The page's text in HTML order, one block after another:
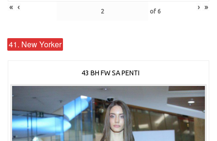
« ‹ of 6 › »
41. New Yorker
43 BH FW SA PENTI